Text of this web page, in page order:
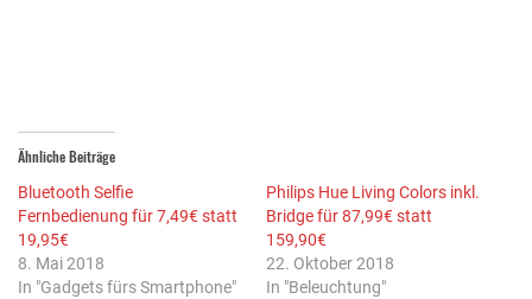
Ähnliche Beiträge
Bluetooth Selfie
Fernbedienung für 7,49€ statt
19,95€
8. Mai 2018
In "Gadgets fürs Smartphone"
Philips Hue Living Colors inkl.
Bridge für 87,99€ statt
159,90€
22. Oktober 2018
In "Beleuchtung"